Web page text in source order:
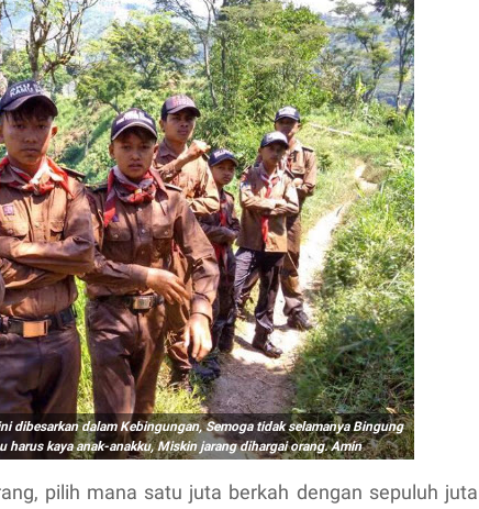
dibesarkan dalam Kebingungan, Semoga tidak selamanya Bingung
harus kaya anak-anakku, Miskin jarang dihargai orang. Amin
pilih mana satu juta berkah dengan sepuluh juta